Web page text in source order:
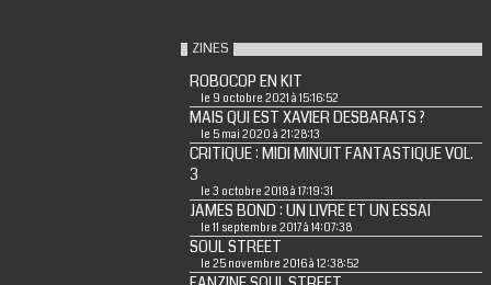
ZINES
ROBOCOP EN KIT
le 9 octobre 2021 à 15:16:52
MAIS QUI EST XAVIER DESBARATS ?
le 5 mai 2020 à 21:28:13
CRITIQUE : MIDI MINUIT FANTASTIQUE VOL.
3
le 3 octobre 2018 à 17:19:31
JAMES BOND : UN LIVRE ET UN ESSAI
le 11 septembre 2017 à 14:07:38
SOUL STREET
le 25 novembre 2016 à 12:38:52